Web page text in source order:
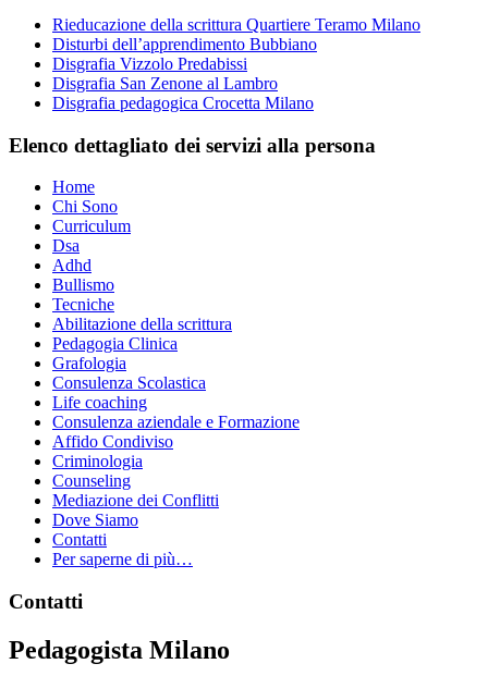
Rieducazione della scrittura Quartiere Teramo Milano
Disturbi dell’apprendimento Bubbiano
Disgrafia Vizzolo Predabissi
Disgrafia San Zenone al Lambro
Disgrafia pedagogica Crocetta Milano
Elenco dettagliato dei servizi alla persona
Home
Chi Sono
Curriculum
Dsa
Adhd
Bullismo
Tecniche
Abilitazione della scrittura
Pedagogia Clinica
Grafologia
Consulenza Scolastica
Life coaching
Consulenza aziendale e Formazione
Affido Condiviso
Criminologia
Counseling
Mediazione dei Conflitti
Dove Siamo
Contatti
Per saperne di più…
Footer
Contatti
Pedagogista Milano